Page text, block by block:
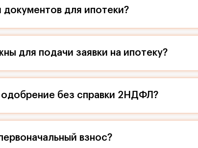
документов для ипотеки?
для подачи заявки на ипотеку?
одобрение без справки 2НДФЛ?
взнос?